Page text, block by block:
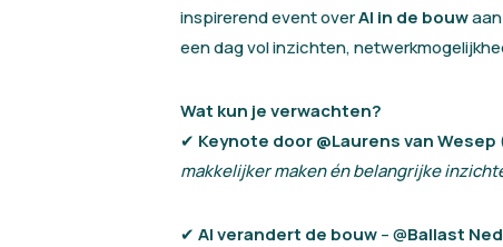
inspirerend event overAI in de bouw
een dag vol inzichten,
Wat kun je verwachten?
✔ Keynote door @Laurens van Wesep
makkelijker maken én belangrijke
✔ AI verandert de bouw– @Ballast